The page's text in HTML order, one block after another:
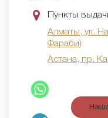
Пункты
Алматы, ул.
Фараби)
Астана, пр.